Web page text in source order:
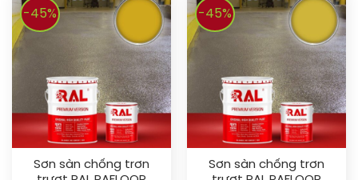
-45%
Sơn sàn chống trơn
-45%
Sơn sàn chống trơn